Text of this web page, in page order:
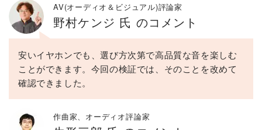
AV(オーディオ＆ビジュアル)評論家
野村ケンジ 氏 のコメント
安いイヤホンでも、選び方次第で高品質な音を楽しむ
ことができます。今回の検証では、そのことを改めて
確認できました。
作曲家、オーディオ評論家